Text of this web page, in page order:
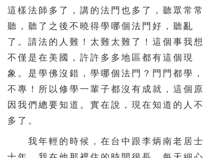
這樣法師多了，講的法門也多了，聽眾常常
聽，聽了之後不曉得學哪個法門好，聽亂
了。請法的人難！太難太難了！這個事我想
不僅是在美國，許許多多地區都有這個現
象。是學佛沒錯，學哪個法門？門門都學，
不專！所以修學一輩子都沒有成就，這個原
因我們總要知道。實在說，現在知道的人不
多了。
我年輕的時候，在台中跟李炳南老居士